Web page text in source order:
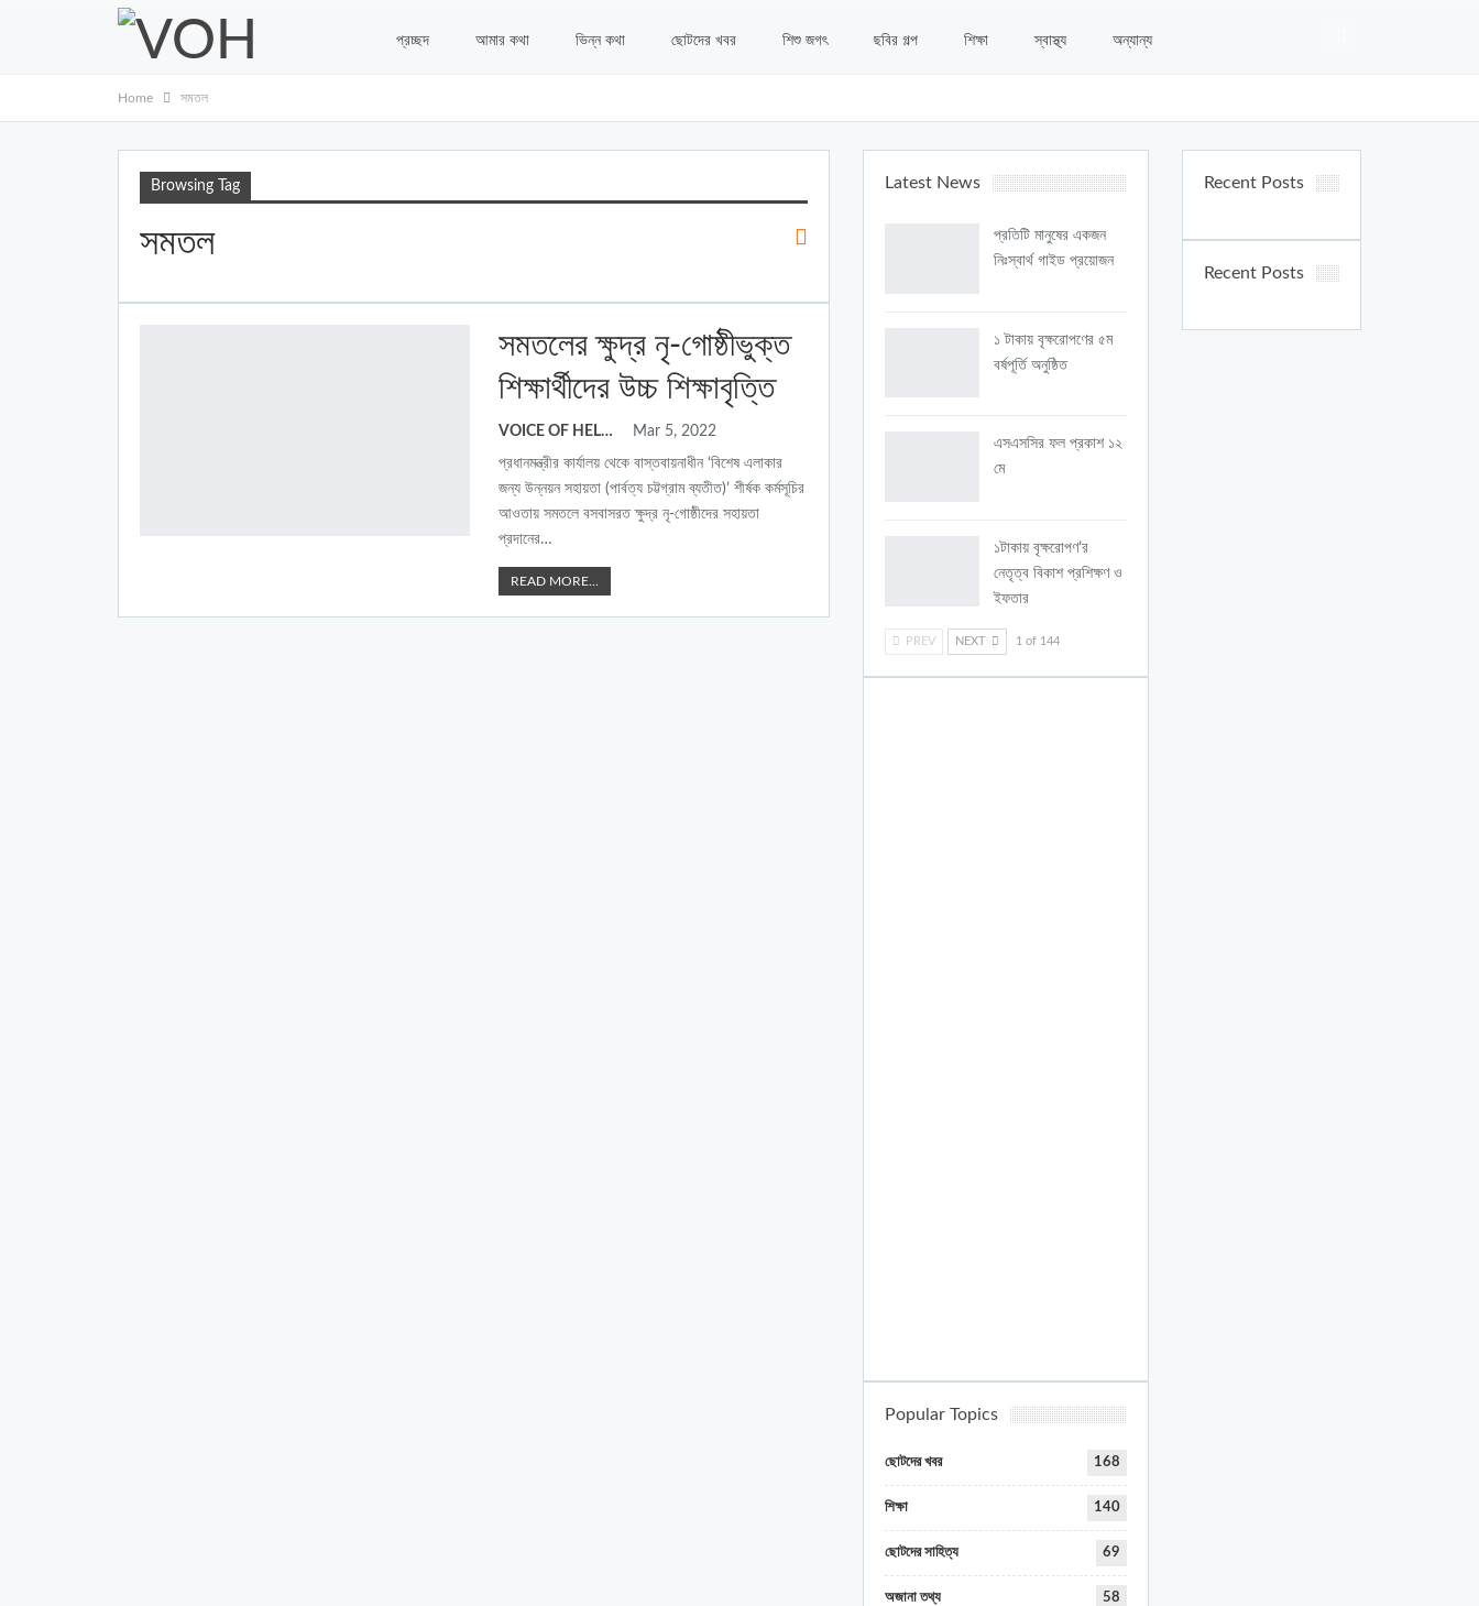
প্রচ্ছদ আমার কথা ভিন্ন কথা ছোটদের খবর শিশু জগৎ ছবির গল্প শিক্ষা স্বাস্থ্য অন্যান্য
Home সমতল
Browsing Tag
সমতল
সমতলের ক্ষুদ্র নৃ-গোষ্ঠীভুক্ত
শিক্ষার্থীদের উচ্চ শিক্ষাবৃত্তি
VOICE OF HELLO Mar 5, 2022
প্রধানমন্ত্রীর কার্যালয় থেকে বাস্তবায়নাধীন ‘বিশেষ এলাকার
জন্য উন্নয়ন সহায়তা (পার্বত্য চট্টগ্রাম ব্যতীত)’ শীর্ষক কর্মসূচির
আওতায় সমতলে বসবাসরত ক্ষুদ্র নৃ-গোষ্ঠীদের সহায়তা
প্রদানের…
READ MORE...
Latest News
প্রতিটি মানুষের একজন
নিঃস্বার্থ গাইড প্রয়োজন
১ টাকায় বৃক্ষরোপণের ৫ম
বর্ষপূর্তি অনুষ্ঠিত
এসএসসির ফল প্রকাশ ১২
মে
১টাকায় বৃক্ষরোপণ’র
নেতৃত্ব বিকাশ প্রশিক্ষণ ও
ইফতার
PREV NEXT 1 of 144
Popular Topics
ছোটদের খবর 168
শিক্ষা 140
ছোটদের সাহিত্য 69
অজানা তথ্য 58
Recent Posts
Recent Posts